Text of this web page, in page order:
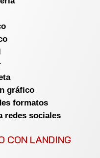
gráfico
formatos
redes sociales
CON LANDING